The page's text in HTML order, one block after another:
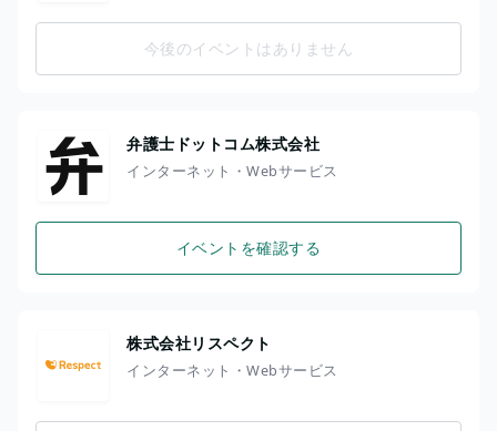
今後のイベントはありません
弁護士ドットコム株式会社
インターネット・Webサービス
イベントを確認する
株式会社リスペクト
インターネット・Webサービス